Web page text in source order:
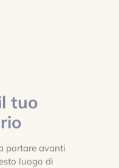
tuo
portare avanti
luogo di